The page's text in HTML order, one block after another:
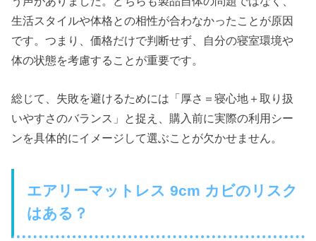
生活スタイルや体格との相性が合わなかったことが原因
です。つまり、価格だけで判断せず、自分の寝室環境や
体の状態を考慮することが重要です。
総じて、失敗を避けるためには「厚さ＝寝心地＋取り扱
いやすさのバランス」と捉え、購入前に実際の利用シー
ンを具体的にイメージして選ぶことが欠かせません。
エアリーマットレス 9cm カビのリスク
はある？